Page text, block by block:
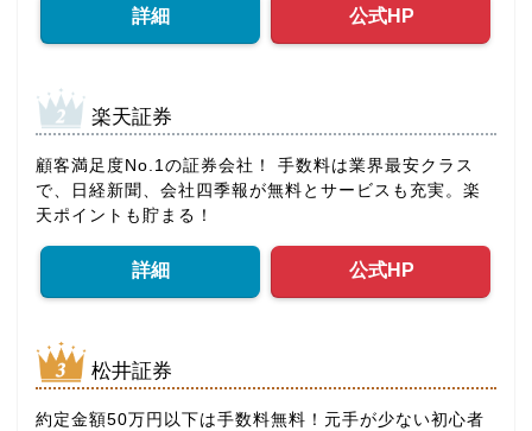
詳細 公式HP
楽天証券
顧客満足度No.1の証券会社！ 手数料は業界最安クラス
で、日経新聞、会社四季報が無料とサービスも充実。楽
天ポイントも貯まる！
詳細 公式HP
松井証券
約定金額50万円以下は手数料無料！元手が少ない初心者